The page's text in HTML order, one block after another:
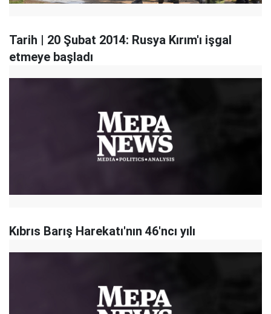
Tarih | 20 Şubat 2014: Rusya Kırım'ı işgal
etmeye başladı
Kıbrıs Barış Harekatı'nın 46'ncı yılı